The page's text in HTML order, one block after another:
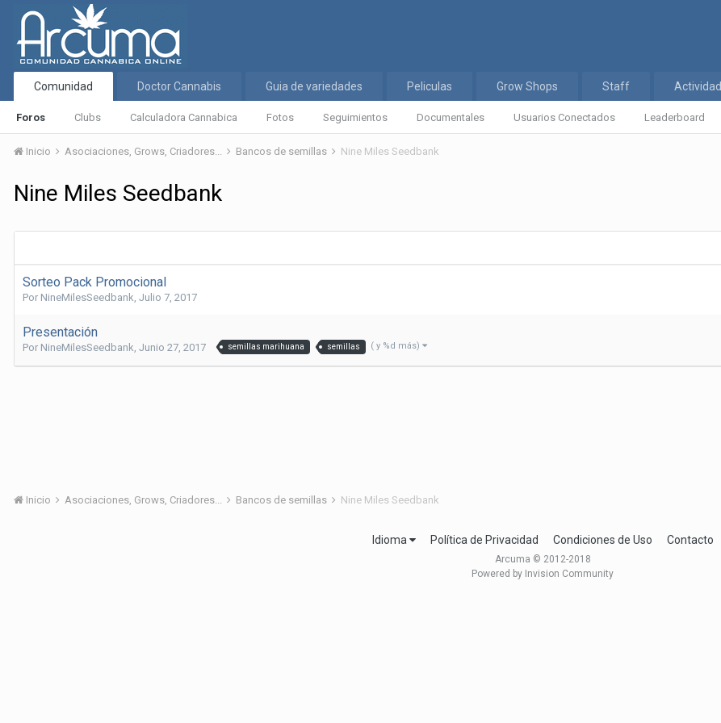
Comunidad
Foros Clubs Calculadora Cannabica Fotos Seguimientos Documentales Usuarios Conectados Leaderboard
Doctor Cannabis Guia de variedades Peliculas Grow Shops Staff Actividad
Inicio Asociaciones, Grows, Criadores... Bancos de semillas Nine Miles Seedbank
Nine Miles Seedbank
Sorteo Pack Promocional
Por NineMilesSeedbank, Julio 7, 2017
Presentación
Por NineMilesSeedbank, Junio 27, 2017 semillas marihuana semillas ( y %d más)
Inicio Asociaciones, Grows, Criadores... Bancos de semillas Nine Miles Seedbank
Idioma Política de Privacidad Condiciones de Uso Contacto
Arcuma © 2012-2018
Powered by Invision Community